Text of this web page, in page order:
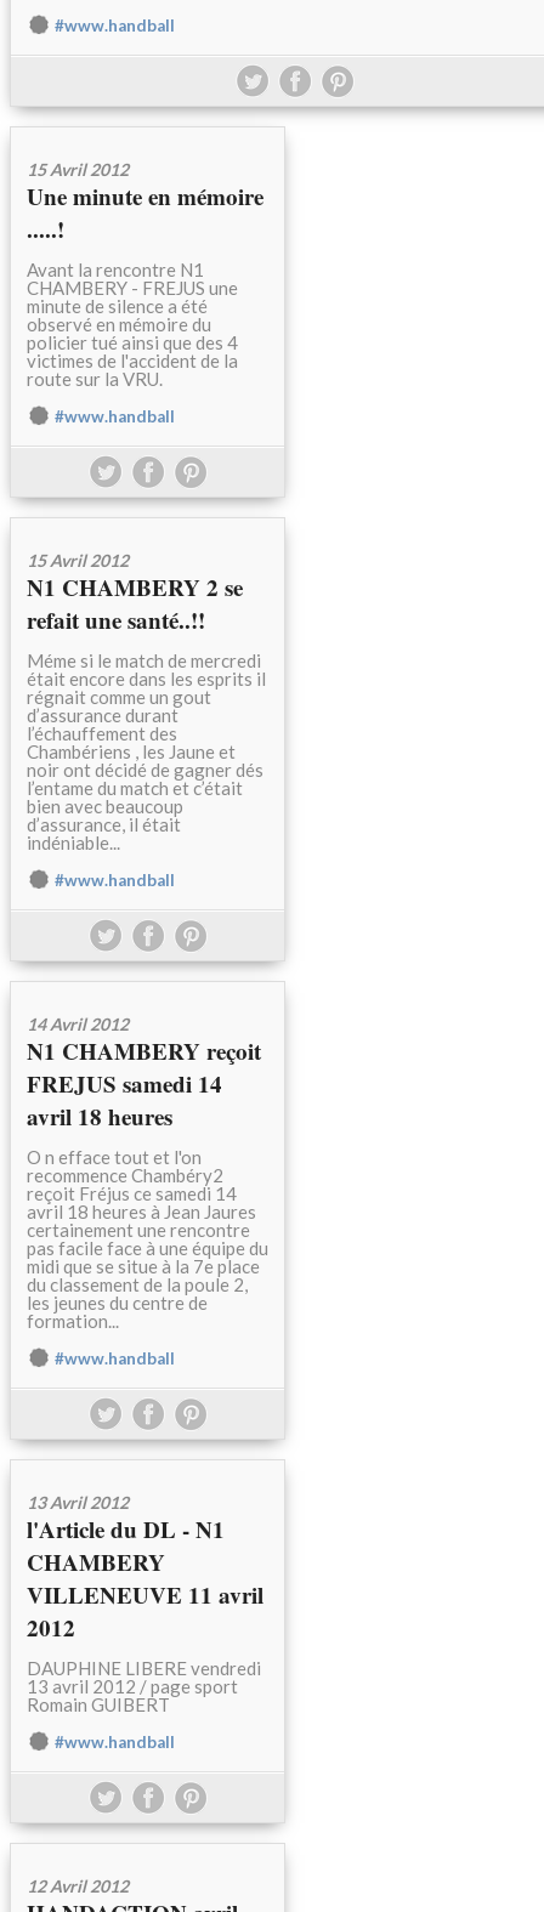
#www.handball
15 Avril 2012
Une minute en mémoire
.....!
Avant la rencontre N1
CHAMBERY - FREJUS une
minute de silence a été
observé en mémoire du
policier tué ainsi que des 4
victimes de l'accident de la
route sur la VRU.
#www.handball
15 Avril 2012
N1 CHAMBERY 2 se
refait une santé..!!
Méme si le match de mercredi
était encore dans les esprits il
régnait comme un gout
d’assurance durant
l’échauffement des
Chambériens , les Jaune et
noir ont décidé de gagner dés
l’entame du match et c’était
bien avec beaucoup
d’assurance, il était
indéniable...
#www.handball
14 Avril 2012
N1 CHAMBERY reçoit
FREJUS samedi 14
avril 18 heures
O n efface tout et l'on
recommence Chambéry2
reçoit Fréjus ce samedi 14
avril 18 heures à Jean Jaures
certainement une rencontre
pas facile face à une équipe du
midi que se situe à la 7e place
du classement de la poule 2,
les jeunes du centre de
formation...
#www.handball
13 Avril 2012
l'Article du DL - N1
CHAMBERY
VILLENEUVE 11 avril
2012
DAUPHINE LIBERE vendredi
13 avril 2012 / page sport
Romain GUIBERT
#www.handball
12 Avril 2012